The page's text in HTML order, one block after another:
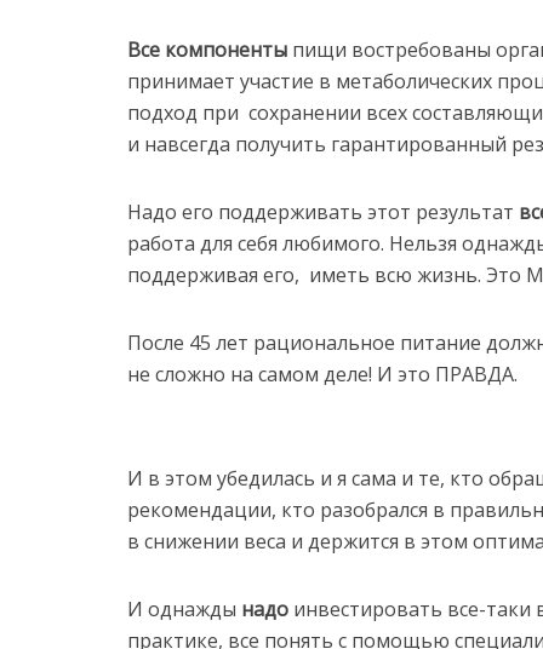
Все компоненты пищи востребованы
принимает участие в метаболических
подход при сохранении всех
и навсегда получить гарантированный
Надо его поддерживать этот результат
работа для себя любимого. Нельзя
поддерживая его, иметь всю жизнь. Это
После 45 лет рациональное питание
не сложно на самом деле! И это ПРАВДА.
И в этом убедилась и я сама и те, кто
рекомендации, кто разобрался в
в снижении веса и держится в этом
И однажды надо инвестировать все-таки
практике, все понять с помощью